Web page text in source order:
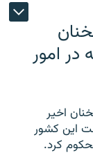
در امور
اخیر
این کشور
کرد.